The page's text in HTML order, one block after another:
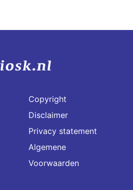
Copyright
Disclaimer
Privacy statement
Algemene
Voorwaarden